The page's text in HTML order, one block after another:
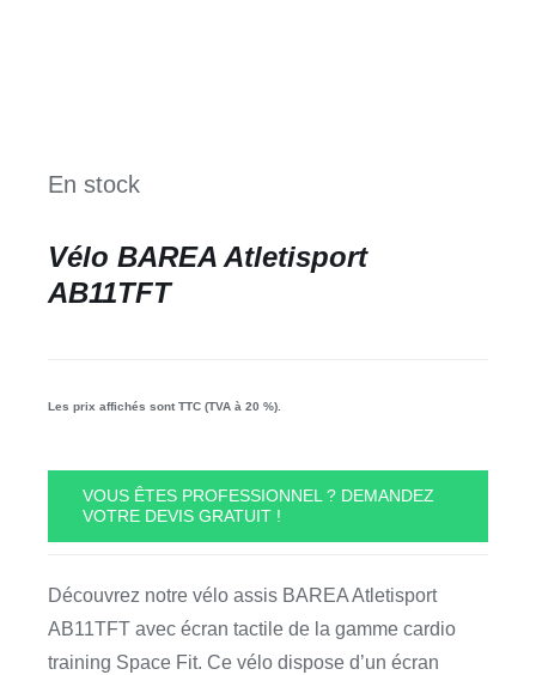
En stock
Vélo BAREA Atletisport
AB11TFT
Les prix affichés sont TTC (TVA à 20 %).
VOUS ÊTES PROFESSIONNEL ? DEMANDEZ
VOTRE DEVIS GRATUIT !
Découvrez notre vélo assis BAREA Atletisport
AB11TFT avec écran tactile de la gamme cardio
training Space Fit. Ce vélo dispose d’un écran